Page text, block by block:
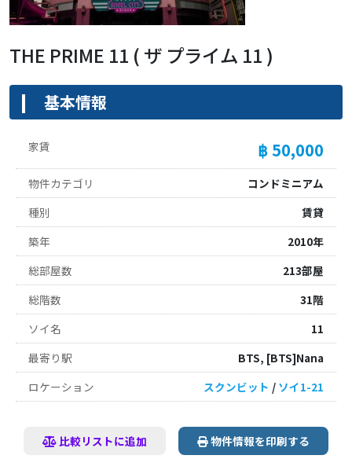
THE PRIME 11 ( ザ プライム 11 )
基本情報
家賃 ฿ 50,000
物件カテゴリ
コンドミニアム
種別
賃貸
築年
2010年
総部屋数
213部屋
総階数
31階
ソイ名
11
最寄り駅
BTS, [BTS]Nana
ロケーション
スクンビット / ソイ1-21
比較リストに追加 物件情報を印刷する